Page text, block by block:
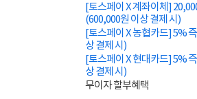
[토스페이 X 계좌이체]
(600,000원 이상 결제 시)
[토스페이 X 농협카드] 5%
상 결제 시)
[토스페이 X 현대카드] 5%
상 결제 시)
무이자 할부혜택